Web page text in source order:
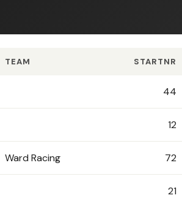
TEAM STARTNR
44
12
Ward Racing 72
21